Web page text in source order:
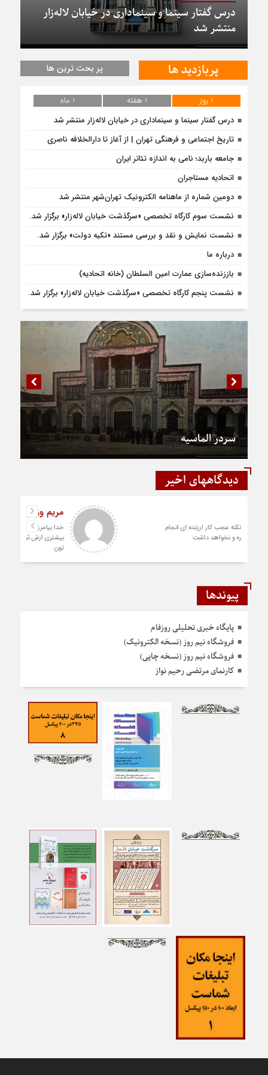
درس گفتار سینما و سینماداری در خیابان لاله‌زار
منتشر شد
پربازدید ها پر بحث ترین ها
1 روز 1 هفته
1 ماه
درس گفتار سینما و سینماداری در خیابان لاله‌زار منتشر شد
تاریخ اجتماعی و فرهنگی تهران | از آغاز تا دارالخلافه ناصری
جامعه باربد؛ نامی به اندازه تئاتر ایران
اتحادیه مستاجران
دومین شماره از ماهنامه الکترونیک تهران‌شهر منتشر شد
نشست سوم کارگاه تخصصی «سرگذشت خیابان لاله‌زار» برگزار شد.
نشست نمایش و نقد و بررسی مستند «تکیه دولت» برگزار شد.
درباره ما
باززنده‌سازی عمارت امین السلطان (خانه اتحادیه)
نشست پنجم کارگاه تخصصی «سرگذشت خیابان لاله‌زار» برگزار شد.
سردر الماسیه
دیدگاههای اخیر
دست شما درد نکنه عجب کار ارزنده ای انجام
دادید نمونه نداره و نخواهد داشت
پیوندها
پایگاه خبری تحلیلی روزفام
فروشگاه نیم روز (نسخه الکترونیک)
فروشگاه نیم روز (نسخه چاپی)
کارنمای مرتضی رحیم نواز